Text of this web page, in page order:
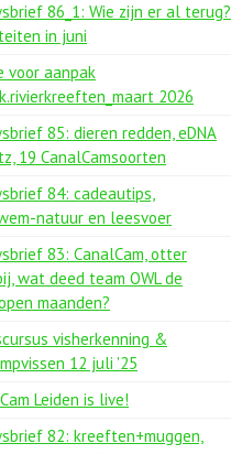
86_1: Wie zijn er al terug?
in juni
voor aanpak
2026
85: dieren redden, eDNA
19 CanalCamsoorten
84: cadeautips,
natuur en leesvoer
83: CanalCam, otter
wat deed team OWL de
maanden?
visherkenning &
12 juli '25
Leiden is live!
82: kreeften+muggen,